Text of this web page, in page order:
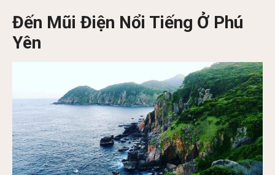
Đến Mũi Điện Nổi Tiếng Ở Phú
Yên